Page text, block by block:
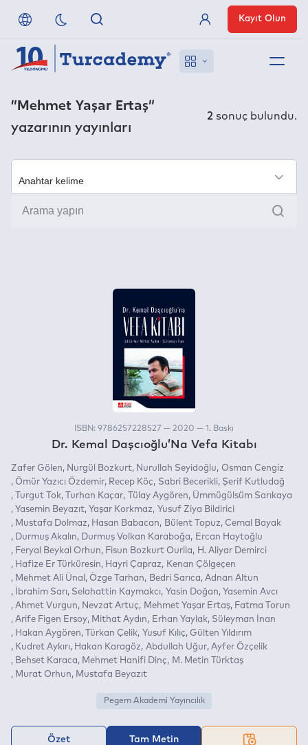
Referanslarımız
Uzaktan Erişim
Nasıl Erişirim
Üye Girişi
Kayıt Olun
“Mehmet Yaşar Ertaş”
yazarının yayınları
2 sonuç bulundu.
Ara
ISBN: 9786257228527 — 2020 — 1. Baskı
Dr. Kemal Daşcıoğlu’Na Vefa Kitabı
Zafer Gölen Nurgül Bozkurt Nurullah Seyidoğlu
Osman Cengiz
Ömür Yazıcı Özdemir
Recep Köç Sabri Becerikli Şerif Kutludağ
Turgut Tok
Turhan Kaçar Tülay Aygören
Ümmügülsüm Sarıkaya
Yasemin Beyazıt Yaşar Korkmaz
Yusuf Ziya Bildirici
Mustafa Dolmaz
Hasan Babacan Bülent Topuz
Cemal Bayak
Durmuş Akalın
Durmuş Volkan Karaboğa
Ercan Haytoğlu
Feryal Beykal Orhun
Fisun Bozkurt Ourila
H. Aliyar Demirci
Hafize Er Türküresin
Hayri Çapraz
Kenan Çölgeçen
Mehmet Ali Ünal
Özge Tarhan Bedri Sarıca Adnan Altun
İbrahim Sarı
Selahattin Kaymakcı Yasin Doğan
Yasemin Avcı
Ahmet Vurgun
Nevzat Artuç Mehmet Yaşar Ertaş
Fatma Torun
Arife Figen Ersoy
Mithat Aydın Erhan Yaylak Süleyman İnan
Hakan Aygören
Türkan Çelik Yusuf Kılıç
Gülten Yıldırım
Kudret Aykırı
Hakan Karagöz Abdullah Uğur Ayfer Özçelik
Behset Karaca
Mehmet Hanifi Dinç
M. Metin Türktaş
Murat Orhun
Mustafa Beyazıt
Pegem Akademi Yayıncılık
Özet Tam Metin